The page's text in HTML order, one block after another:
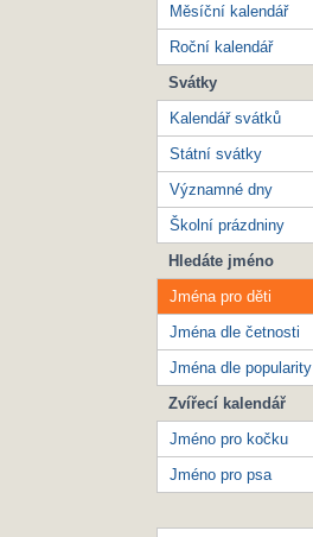
Měsíční kalendář
Roční kalendář
Svátky
Kalendář svátků
Státní svátky
Významné dny
Školní prázdniny
Hledáte jméno
Jména pro děti
Jména dle četnosti
Jména dle popularity
Zvířecí kalendář
Jméno pro kočku
Jméno pro psa